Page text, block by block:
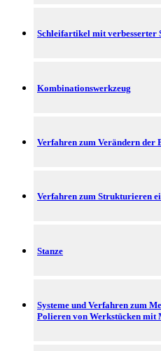
Schleifartikel mit verbesserter
Kombinationswerkzeug
Verfahren zum Verändern der
Verfahren zum Strukturieren
Stanze
Systeme und Verfahren zum
Polieren von Werkstücken